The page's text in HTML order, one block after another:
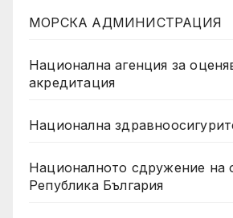
МОРСКА АДМИНИСТРАЦИЯ
Национална агенция за
акредитация
Национална
Националното сдружение на
Република България